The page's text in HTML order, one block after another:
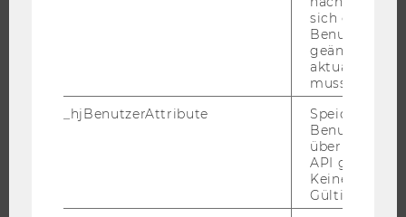
INTERNATIONALE UND INCOMING EXCHANGE STUDIERENDE
ANGEBOTE FÜR SCHULEN UND STUDIENINTERESSIERTE
STUDENT CLUBS
sich ein
geändert hat
aktualisiert
muss.
_hjBenutzerAttribute
Speichert
über die
API gesendet
Keine